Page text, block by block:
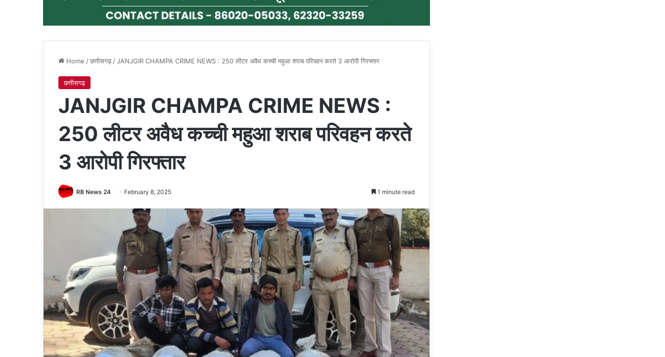
Home /छत्तीसगढ़ /JANJGIR CHAMPA CRIME NEWS : 250 लीटर अवैध कच्ची महुआ शराब परिवहन करते 3 आरोपी गिरफ्तार
छत्तीसगढ़
JANJGIR CHAMPA CRIME NEWS :
250 लीटर अवैध कच्ची महुआ शराब परिवहन करते
3 आरोपी गिरफ्तार
RB News 24 February 8, 2025 1 minute read